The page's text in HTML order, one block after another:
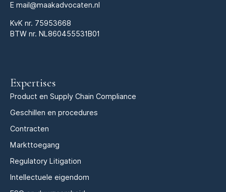
E mail@maakadvocaten.nl
KvK nr. 75953668
BTW nr. NL860455531B01
Expertises
Product en Supply Chain Compliance
Geschillen en procedures
Contracten
Markttoegang
Regulatory Litigation
Intellectuele eigendom